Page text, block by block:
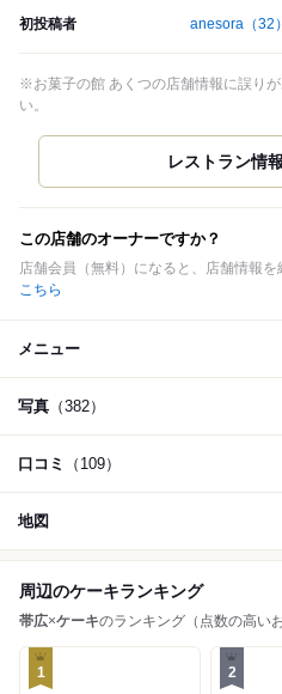
初投稿者 anesora （32）
※お菓子の館 あくつの店舗情報に誤り
い。
この店舗のオーナーですか？
店舗会員（無料）になると、店舗情報を
こちら
メニュー
写真 （382）
口コミ （109）
地図
周辺のケーキランキング
帯広×ケーキのランキング（点数の高い
1 2